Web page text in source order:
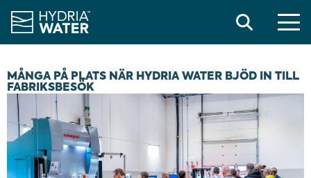
Search
MÅNGA PÅ PLATS NÄR HYDRIA WATER BJÖD IN TILL
FABRIKSBESÖK